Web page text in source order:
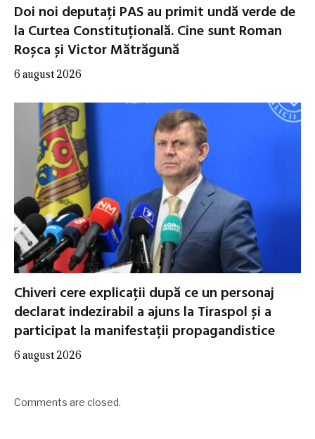
Doi noi deputați PAS au primit undă verde de
la Curtea Constituțională. Cine sunt Roman
Roșca și Victor Mătrăgună
6 august 2026
Chiveri cere explicații după ce un personaj
declarat indezirabil a ajuns la Tiraspol și a
participat la manifestații propagandistice
6 august 2026
Comments are closed.